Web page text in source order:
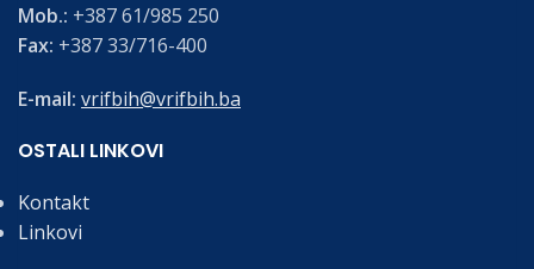
Mob.: +387 61/985 250
Fax: +387 33/716-400
E-mail: vrifbih@vrifbih.ba
OSTALI LINKOVI
Kontakt
Linkovi